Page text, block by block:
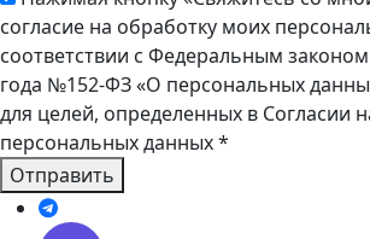
согласие на обработку моих
соответствии с Федеральным
года №152-ФЗ «О персональных
для целей, определенных в Согласии
персональных данных*
Отправить